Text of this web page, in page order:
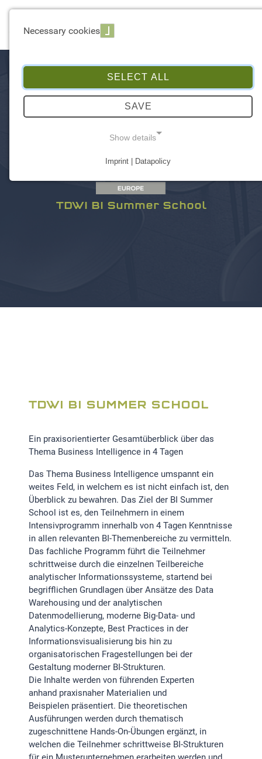
TDWI BI Summer School
TDWI BI SUMMER SCHOOL
Ein praxisorientierter Gesamtüberblick über das
Thema Business Intelligence in 4 Tagen
Das Thema Business Intelligence umspannt ein
weites Feld, in welchem es ist nicht einfach ist, den
Überblick zu bewahren. Das Ziel der BI Summer
School ist es, den Teilnehmern in einem
Intensivprogramm innerhalb von 4 Tagen Kenntnisse
in allen relevanten BI-Themenbereiche zu vermitteln.
Das fachliche Programm führt die Teilnehmer
schrittweise durch die einzelnen Teilbereiche
analytischer Informationssysteme, startend bei
begrifflichen Grundlagen über Ansätze des Data
Warehousing und der analytischen
Datenmodellierung, moderne Big-Data- und
Analytics-Konzepte, Best Practices in der
Informationsvisualisierung bis hin zu
organisatorischen Fragestellungen bei der
Gestaltung moderner BI-Strukturen.
Die Inhalte werden von führenden Experten
anhand praxisnaher Materialien und
Beispielen präsentiert. Die theoretischen
Ausführungen werden durch thematisch
zugeschnittene Hands-On-Übungen ergänzt, in
welchen die Teilnehmer schrittweise BI-Strukturen
Necessary cookies
SELECT ALL
SAVE
Show details
Imprint | Datapolicy